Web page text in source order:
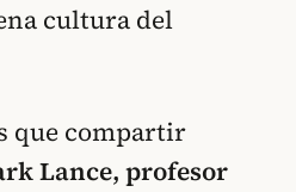
cultura del
que compartir
Lance, profesor